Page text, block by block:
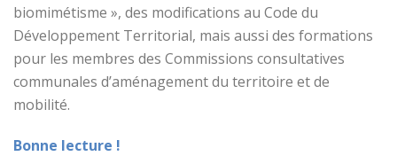
biomimétisme », des modifications au Code du
Développement Territorial, mais aussi des formations
pour les membres des Commissions consultatives
communales d’aménagement du territoire et de
mobilité.
Bonne lecture !